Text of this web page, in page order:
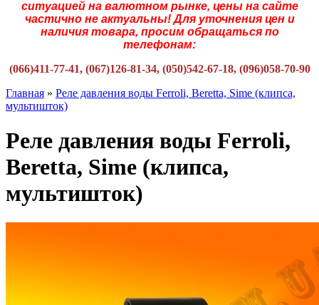
ситуацией на валютном рынке, цены на сайте
частично не актуальны! Для уточнения цен и
наличия товара, просим обращаться по
телефонам:
(066)411-77-41, (067)126-81-34, (050)542-67-18, (096)058-70-90
Главная » Реле давления воды Ferroli, Beretta, Sime (клипса,
мультишток)
Реле давления воды Ferroli,
Beretta, Sime (клипса,
мультишток)